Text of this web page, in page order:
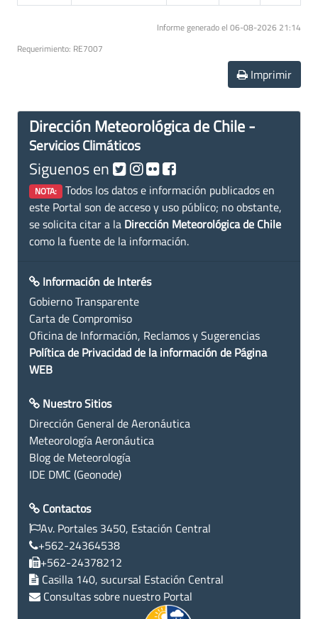
Informe generado el 06-08-2026 21:14
Requerimiento: RE7007
Imprimir
Dirección Meteorológica de Chile -
Servicios Climáticos
Siguenos en
NOTA: Todos los datos e información publicados en
este Portal son de acceso y uso público; no obstante,
se solicita citar a la Dirección Meteorológica de Chile
como la fuente de la información.
Información de Interés
Gobierno Transparente
Carta de Compromiso
Oficina de Información, Reclamos y Sugerencias
Política de Privacidad de la información de Página
WEB
Nuestro Sitios
Dirección General de Aeronáutica
Meteorología Aeronáutica
Blog de Meteorología
IDE DMC (Geonode)
Contactos
Av. Portales 3450, Estación Central
+562-24364538
+562-24378212
Casilla 140, sucursal Estación Central
Consultas sobre nuestro Portal